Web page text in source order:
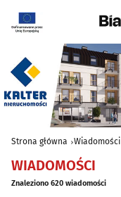
Strona główna Wiadomości
WIADOMOŚCI
Znaleziono 620 wiadomości